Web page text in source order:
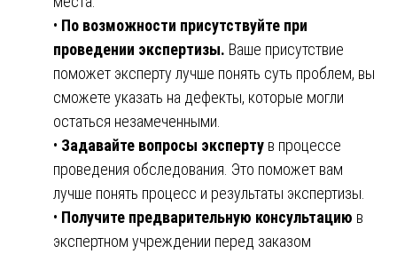
• По возможности присутствуйте при
проведении экспертизы. Ваше присутствие
поможет эксперту лучше понять суть проблем, вы
сможете указать на дефекты, которые могли
остаться незамеченными.
• Задавайте вопросы эксперту в процессе
проведения обследования. Это поможет вам
лучше понять процесс и результаты экспертизы.
• Получите предварительную консультацию в
экспертном учреждении перед заказом